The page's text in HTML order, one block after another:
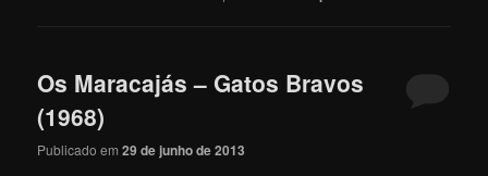
Os Maracajás – Gatos Bravos
(1968)
Publicado em29 de junho de 2013